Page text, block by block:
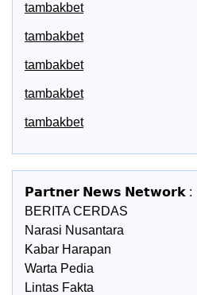
tambakbet
tambakbet
tambakbet
tambakbet
tambakbet
𝗣𝗮𝗿𝘁𝗻𝗲𝗿 𝗡𝗲𝘄𝘀 𝗡𝗲𝘁𝘄𝗼𝗿𝗸 :
BERITA CERDAS
Narasi Nusantara
Kabar Harapan
Warta Pedia
Lintas Fakta